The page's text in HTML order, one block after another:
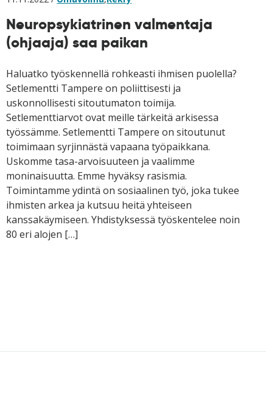
Neuropsykiatrinen valmentaja
(ohjaaja) saa paikan
Haluatko työskennellä rohkeasti ihmisen puolella?
Setlementti Tampere on poliittisesti ja
uskonnollisesti sitoutumaton toimija.
Setlementtiarvot ovat meille tärkeitä arkisessa
työssämme. Setlementti Tampere on sitoutunut
toimimaan syrjinnästä vapaana työpaikkana.
Uskomme tasa-arvoisuuteen ja vaalimme
moninaisuutta. Emme hyväksy rasismia.
Toimintamme ydintä on sosiaalinen työ, joka tukee
ihmisten arkea ja kutsuu heitä yhteiseen
kanssakäymiseen. Yhdistyksessä työskentelee noin
80 eri alojen […]